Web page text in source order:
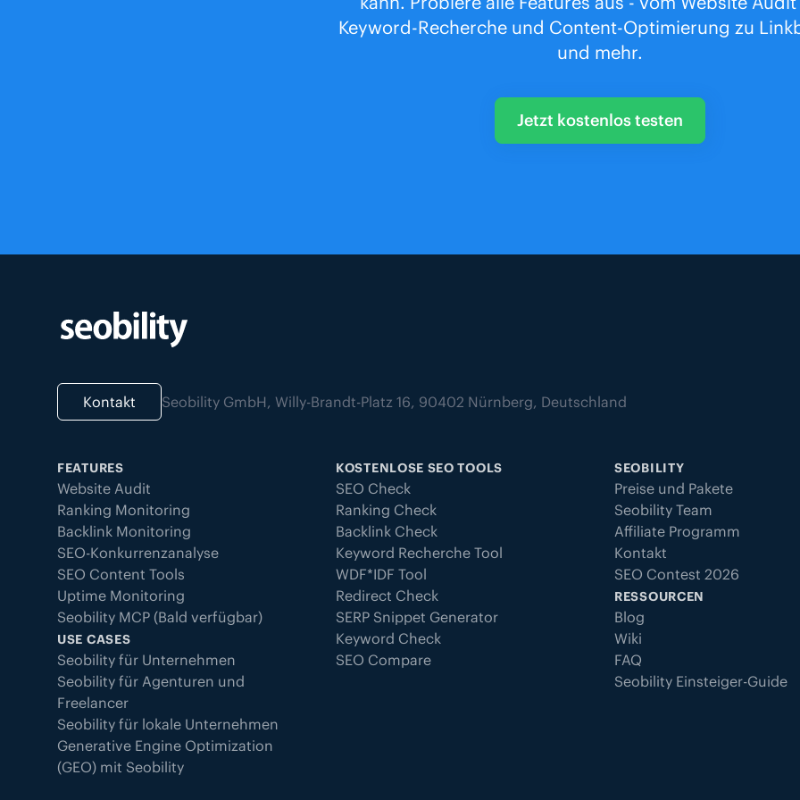
Keyword-Recherche und Content-Optimierung zu
und mehr.
Jetzt kostenlos testen
Kontakt Seobility GmbH, Willy-Brandt-Platz 16, 90402 Nürnberg, Deutschland
FEATURES
Website Audit
Ranking Monitoring
Backlink Monitoring
SEO-Konkurrenzanalyse
SEO Content Tools
Uptime Monitoring
Seobility MCP (Bald verfügbar)
USE CASES
Seobility für Unternehmen
Seobility für Agenturen und
Freelancer
Seobility für lokale Unternehmen
Generative Engine Optimization
(GEO) mit Seobility
KOSTENLOSE SEO TOOLS
SEO Check
Ranking Check
Backlink Check
Keyword Recherche Tool
WDF*IDF Tool
Redirect Check
SERP Snippet Generator
Keyword Check
SEO Compare
SEOBILITY
Preise und Pakete
Seobility Team
Affiliate Programm
Kontakt
SEO Contest 2026
RESSOURCEN
Blog
Wiki
FAQ
Seobility Einsteiger-Guide